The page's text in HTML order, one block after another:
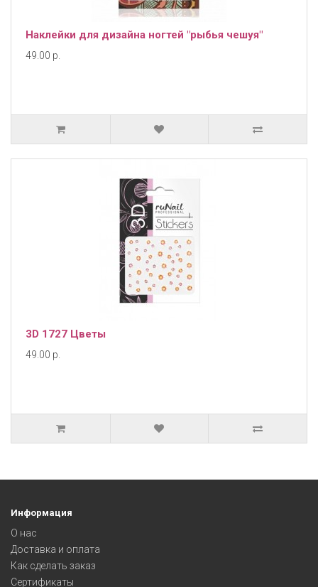
Наклейки для дизайна ногтей "рыбья чешуя"
49.00 р.
3D 1727 Цветы
49.00 р.
Информация
О нас
Доставка и оплата
Как сделать заказ
Сертификаты